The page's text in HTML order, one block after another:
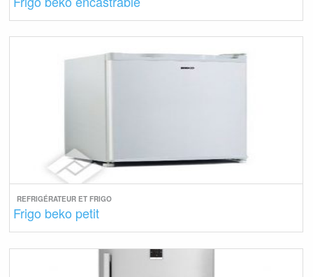
REFRIGÉRATEUR ET FRIGO
Frigo beko petit